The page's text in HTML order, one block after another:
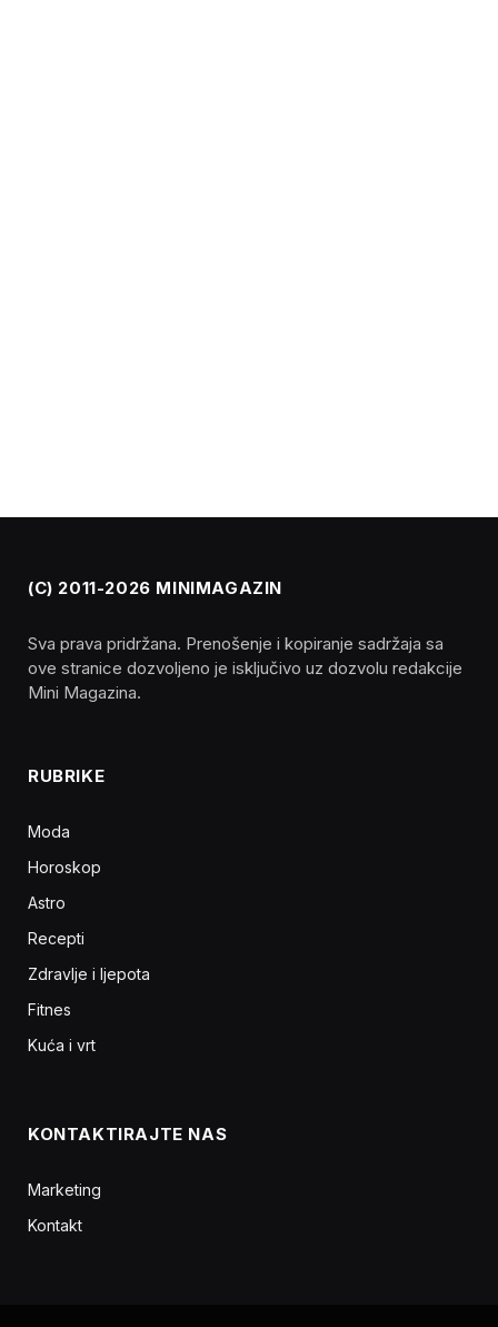
(C) 2011-2026 MINIMAGAZIN
Sva prava pridržana. Prenošenje i kopiranje sadržaja sa
ove stranice dozvoljeno je isključivo uz dozvolu redakcije
Mini Magazina.
RUBRIKE
Moda
Horoskop
Astro
Recepti
Zdravlje i ljepota
Fitnes
Kuća i vrt
KONTAKTIRAJTE NAS
Marketing
Kontakt